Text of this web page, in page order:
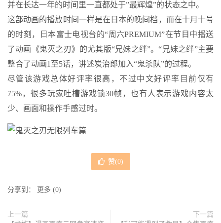
并在长达一年的时间里一直都处于”最辉煌”的状态之中。
这部动画的播放时间一样是在日本的晚间档，而在十月十号
的时刻，日本富士电视台的“周六PREMIUM”在节目中播送
了动画《鬼灭之刃》的尤其版“兄妹之绊”。“兄妹之绊”主要
整合了动画1至5话，讲述炭治郎加入“鬼杀队”的过程。
尽管该游戏总体好评率很高，不过中文好评率目前仅有
75%，很多玩家吐槽游戏锁30帧，也有人表示游戏内容太
少、画面和操作手感过时。
赞(0)
分享到： 更多 (0)
上一篇
下一篇